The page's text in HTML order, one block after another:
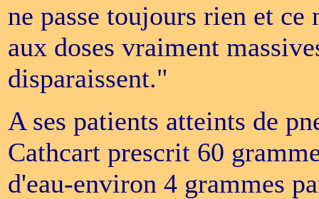
ne passe toujours rien et
aux doses vraiment
disparaissent."
A ses patients atteints de
Cathcart prescrit 60
d'eau-environ 4 grammes